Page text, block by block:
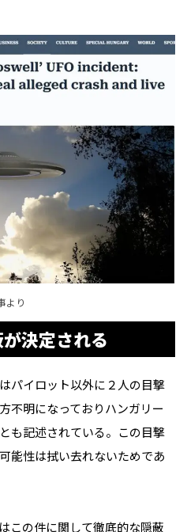
より
決定される
パイロット以外に２人の目撃
不明になっておりハンガリー
も記述されている。この目撃
能性は拭い去れないためであ
この件に関して徹底的な隠蔽